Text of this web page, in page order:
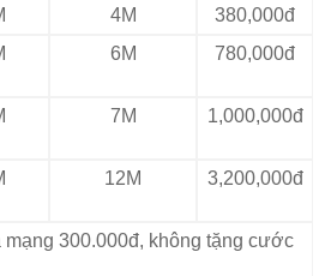
4M
380,000đ
6M 780,000đ
7M 1,000,000đ
12M 3,200,000đ
mạng 300.000đ, không tặng cước